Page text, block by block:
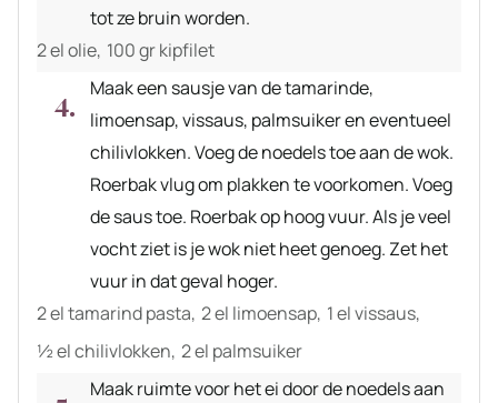
tot ze bruin worden.
2 el olie, 100 gr kipfilet
Maak een sausje van de tamarinde,
limoensap, vissaus, palmsuiker en eventueel
chilivlokken. Voeg de noedels toe aan de wok.
Roerbak vlug om plakken te voorkomen. Voeg
de saus toe. Roerbak op hoog vuur. Als je veel
vocht ziet is je wok niet heet genoeg. Zet het
vuur in dat geval hoger.
2 el tamarind pasta, 2 el limoensap, 1 el vissaus,
½ el chilivlokken, 2 el palmsuiker
Maak ruimte voor het ei door de noedels aan